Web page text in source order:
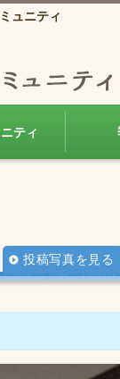
ュニティ
ティ
投稿写真を見る